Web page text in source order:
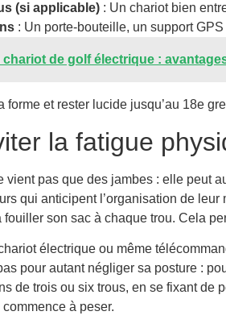
(si applicable) : Un chariot bien
: Un porte-bouteille, un support
de golf électrique :
et rester lucide jusqu’au 18e
la fatigue
vient pas que des jambes : elle peut
qui anticipent l’organisation de
fouiller son sac à chaque trou. Cela
électrique ou même
pour autant négliger sa posture :
de trois ou six trous, en se fixant
à peser.